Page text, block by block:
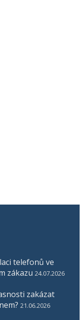
telefonů ve
zákazu 24.07.2026
zakázat
21.06.2026